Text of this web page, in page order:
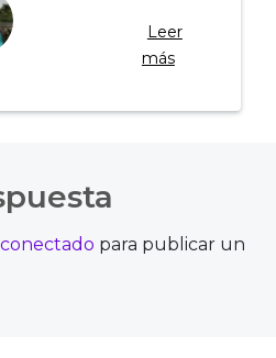
Leer
más
conectado para publicar un